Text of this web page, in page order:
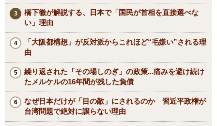
橋下徹が解説する、日本で「国民が首相を直接選べな
い」理由
「大阪都構想」が反対派からこれほど“毛嫌い”される理
由
繰り返された「その場しのぎ」の政策...痛みを避け続け
たメルケルの16年間が残した負債
なぜ日本だけが「目の敵」にされるのか 習近平政権が
台湾問題で絶対に譲らない理由